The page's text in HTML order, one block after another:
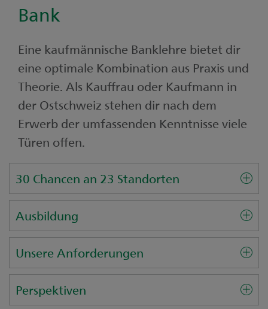
Bank
Eine kaufmännische Banklehre bietet dir
eine optimale Kombination aus Praxis und
Theorie. Als Kauffrau oder Kaufmann in
der Ostschweiz stehen dir nach dem
Erwerb der umfassenden Kenntnisse viele
Türen offen.
30 Chancen an 23 Standorten
Ausbildung
Unsere Anforderungen
Perspektiven